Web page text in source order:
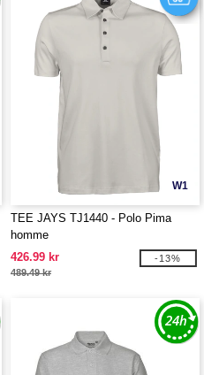
W1
TEE JAYS TJ1440 - Polo Pima
homme
426.99 kr
489.49 kr
-13%